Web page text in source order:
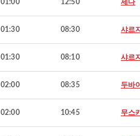
01:00 12:50 제다
01:30 08:30 샤르
01:30 08:10 샤르
02:00 08:35 두바
02:00 10:45 무스